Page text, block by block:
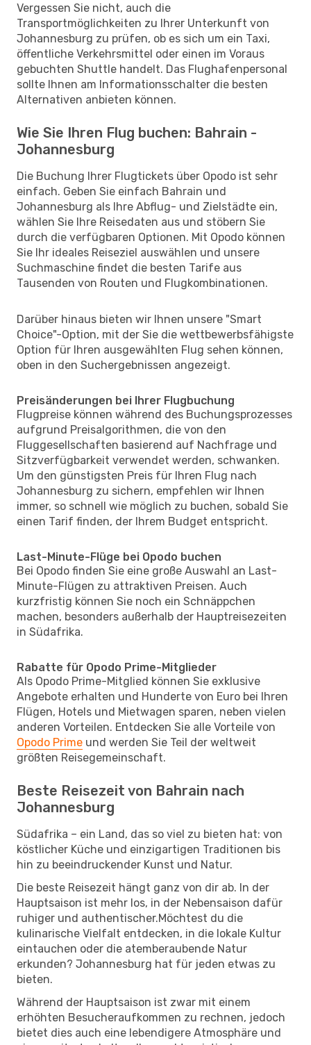
Vergessen Sie nicht, auch die
Transportmöglichkeiten zu Ihrer Unterkunft von
Johannesburg zu prüfen, ob es sich um ein Taxi,
öffentliche Verkehrsmittel oder einen im Voraus
gebuchten Shuttle handelt. Das Flughafenpersonal
sollte Ihnen am Informationsschalter die besten
Alternativen anbieten können.
Wie Sie Ihren Flug buchen: Bahrain -
Johannesburg
Die Buchung Ihrer Flugtickets über Opodo ist sehr
einfach. Geben Sie einfach Bahrain und
Johannesburg als Ihre Abflug- und Zielstädte ein,
wählen Sie Ihre Reisedaten aus und stöbern Sie
durch die verfügbaren Optionen. Mit Opodo können
Sie Ihr ideales Reiseziel auswählen und unsere
Suchmaschine findet die besten Tarife aus
Tausenden von Routen und Flugkombinationen.
Darüber hinaus bieten wir Ihnen unsere "Smart
Choice"-Option, mit der Sie die wettbewerbsfähigste
Option für Ihren ausgewählten Flug sehen können,
oben in den Suchergebnissen angezeigt.
Preisänderungen bei Ihrer Flugbuchung
Flugpreise können während des Buchungsprozesses
aufgrund Preisalgorithmen, die von den
Fluggesellschaften basierend auf Nachfrage und
Sitzverfügbarkeit verwendet werden, schwanken.
Um den günstigsten Preis für Ihren Flug nach
Johannesburg zu sichern, empfehlen wir Ihnen
immer, so schnell wie möglich zu buchen, sobald Sie
einen Tarif finden, der Ihrem Budget entspricht.
Last-Minute-Flüge bei Opodo buchen
Bei Opodo finden Sie eine große Auswahl an Last-
Minute-Flügen zu attraktiven Preisen. Auch
kurzfristig können Sie noch ein Schnäppchen
machen, besonders außerhalb der Hauptreisezeiten
in Südafrika.
Rabatte für Opodo Prime-Mitglieder
Als Opodo Prime-Mitglied können Sie exklusive
Angebote erhalten und Hunderte von Euro bei Ihren
Flügen, Hotels und Mietwagen sparen, neben vielen
anderen Vorteilen. Entdecken Sie alle Vorteile von
Opodo Prime und werden Sie Teil der weltweit
größten Reisegemeinschaft.
Beste Reisezeit von Bahrain nach
Johannesburg
Südafrika – ein Land, das so viel zu bieten hat: von
köstlicher Küche und einzigartigen Traditionen bis
hin zu beeindruckender Kunst und Natur.
Die beste Reisezeit hängt ganz von dir ab. In der
Hauptsaison ist mehr los, in der Nebensaison dafür
ruhiger und authentischer.Möchtest du die
kulinarische Vielfalt entdecken, in die lokale Kultur
eintauchen oder die atemberaubende Natur
erkunden? Johannesburg hat für jeden etwas zu
bieten.
Während der Hauptsaison ist zwar mit einem
erhöhten Besucheraufkommen zu rechnen, jedoch
bietet dies auch eine lebendigere Atmosphäre und